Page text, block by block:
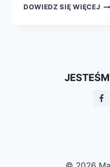
DOWIEDZ SIĘ WIĘCEJ W